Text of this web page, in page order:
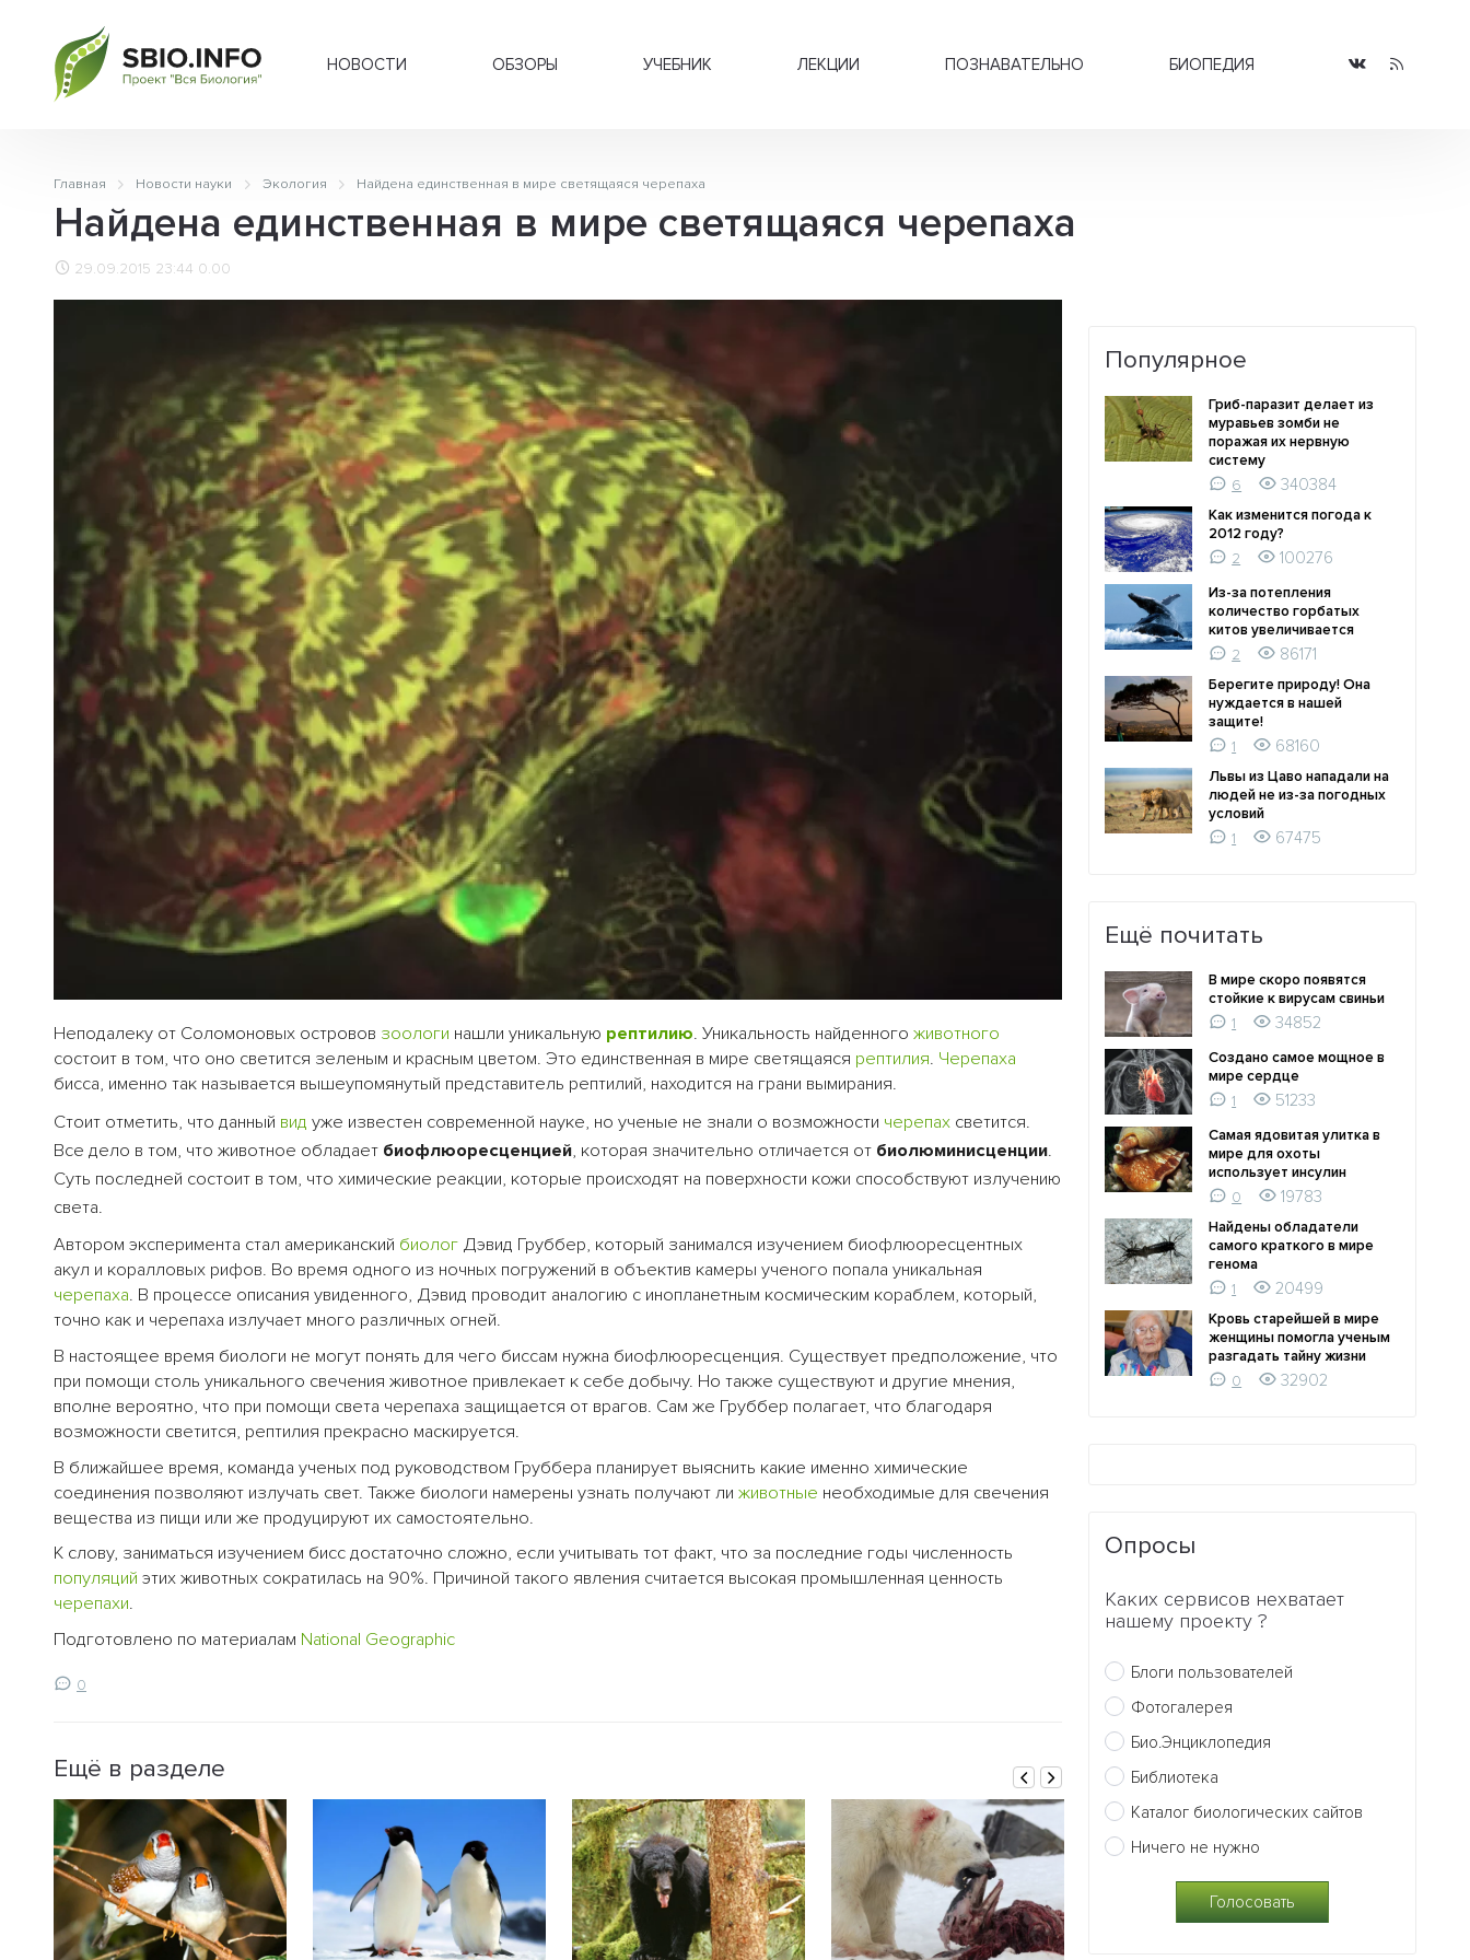
НОВОСТИ ОБЗОРЫ УЧЕБНИК ЛЕКЦИИ ПОЗНАВАТЕЛЬНО БИОПЕДИЯ
Главная Новости науки Экология Найдена единственная в мире светящаяся черепаха
Найдена единственная в мире светящаяся черепаха
29.09.2015 23:44 0.00
Неподалеку от Соломоновых островов зоологи нашли уникальную рептилию. Уникальность найденного животного
состоит в том, что оно светится зеленым и красным цветом. Это единственная в мире светящаяся рептилия. Черепаха
бисса, именно так называется вышеупомянутый представитель рептилий, находится на грани вымирания.
Стоит отметить, что данный вид уже известен современной науке, но ученые не знали о возможности черепах светится.
Все дело в том, что животное обладает биофлюоресценцией, которая значительно отличается от биолюминисценции.
Суть последней состоит в том, что химические реакции, которые происходят на поверхности кожи способствуют излучению
света.
Автором эксперимента стал американский биолог Дэвид Груббер, который занимался изучением биофлюоресцентных
акул и коралловых рифов. Во время одного из ночных погружений в объектив камеры ученого попала уникальная
черепаха. В процессе описания увиденного, Дэвид проводит аналогию с инопланетным космическим кораблем, который,
точно как и черепаха излучает много различных огней.
В настоящее время биологи не могут понять для чего биссам нужна биофлюоресценция. Существует предположение, что
при помощи столь уникального свечения животное привлекает к себе добычу. Но также существуют и другие мнения,
вполне вероятно, что при помощи света черепаха защищается от врагов. Сам же Груббер полагает, что благодаря
возможности светится, рептилия прекрасно маскируется.
В ближайшее время, команда ученых под руководством Груббера планирует выяснить какие именно химические
соединения позволяют излучать свет. Также биологи намерены узнать получают ли животные необходимые для свечения
вещества из пищи или же продуцируют их самостоятельно.
К слову, заниматься изучением бисс достаточно сложно, если учитывать тот факт, что за последние годы численность
популяций этих животных сократилась на 90%. Причиной такого явления считается высокая промышленная ценность
черепахи.
Подготовлено по материалам National Geographic
0
Ещё в разделе
Популярное
Гриб-паразит делает из
муравьев зомби не
поражая их нервную
систему
6
340384
Как изменится погода к
2012 году?
2
100276
Из-за потепления
количество горбатых
китов увеличивается
2
86171
Берегите природу! Она
нуждается в нашей
защите!
1
68160
Львы из Цаво нападали на
людей не из-за погодных
условий
1
67475
Ещё почитать
В мире скоро появятся
стойкие к вирусам свиньи
1
34852
Создано самое мощное в
мире сердце
1
51233
Самая ядовитая улитка в
мире для охоты
использует инсулин
0
19783
Найдены обладатели
самого краткого в мире
генома
1
20499
Кровь старейшей в мире
женщины помогла ученым
разгадать тайну жизни
0
32902
Опросы
Каких сервисов нехватает
нашему проекту ?
Блоги пользователей
Фотогалерея
Био.Энциклопедия
Библиотека
Каталог биологических сайтов
Ничего не нужно